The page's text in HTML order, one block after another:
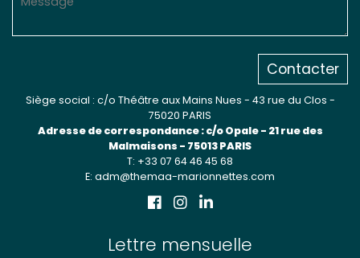
Contacter
Siège social : c/o Théâtre aux Mains Nues - 43 rue du Clos -
75020 PARIS
Adresse de correspondance : c/o Opale - 21 rue des
Malmaisons - 75013 PARIS
T: +33 07 64 46 45 68
E: adm@themaa-marionnettes.com
Lettre mensuelle